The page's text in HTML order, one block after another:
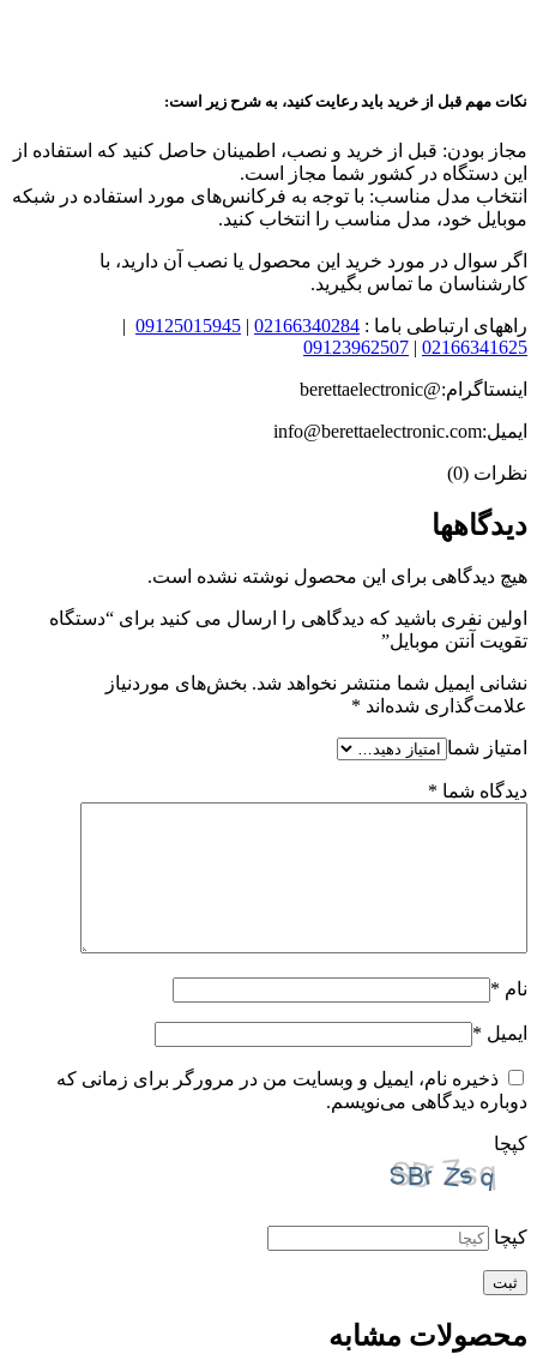
نکات مهم قبل از خرید باید رعایت کنید، به شرح زیر است:
مجاز بودن: قبل از خرید و نصب، اطمینان حاصل کنید که استفاده از
این دستگاه در کشور شما مجاز است.
انتخاب مدل مناسب: با توجه به فرکانس‌های مورد استفاده در شبکه
موبایل خود، مدل مناسب را انتخاب کنید.
اگر سوال در مورد خرید این محصول یا نصب آن دارید، با
کارشناسان ما تماس بگیرید.
راههای ارتباطی باما : 02166340284
|
09125015945
|
02166341625
|
09123962507
اینستاگرام:@berettaelectronic
ایمیل:info@berettaelectronic.com
نظرات (0)
دیدگاهها
هیچ دیدگاهی برای این محصول نوشته نشده است.
اولین نفری باشید که دیدگاهی را ارسال می کنید برای “دستگاه
تقویت آنتن موبایل”
نشانی ایمیل شما منتشر نخواهد شد. بخش‌های موردنیاز
علامت‌گذاری شده‌اند *
امتیاز شما
دیدگاه شما *
نام *
ایمیل *
ذخیره نام، ایمیل و وبسایت من در مرورگر برای زمانی که
دوباره دیدگاهی می‌نویسم.
کپچا
کپچا
محصولات مشابه